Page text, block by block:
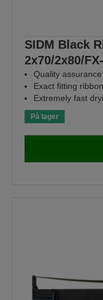
SIDM Black
2x70/2x80/
Quality
Exact fitting
Extremely fast
På lager